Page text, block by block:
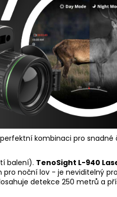
kombinaci pro snadné
balení). TenoSight L-940
noční lov - je neviditelný
detekce 250 metrů a